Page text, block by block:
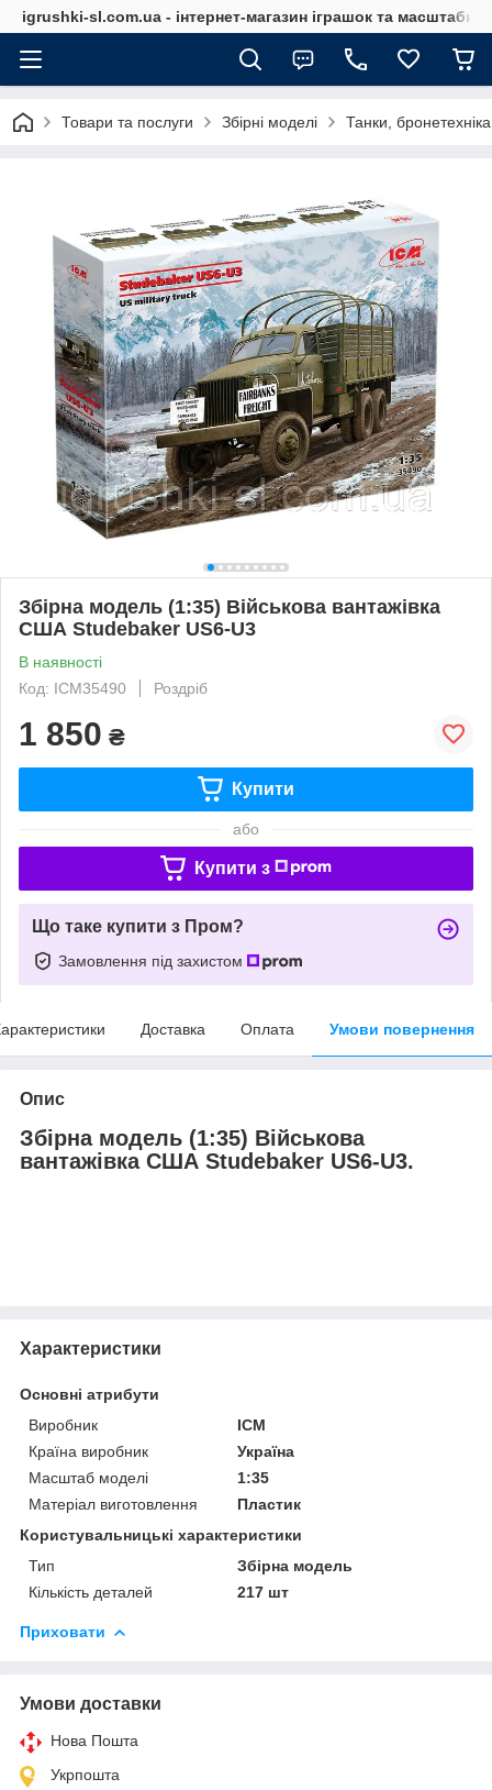
igrushki-sl.com.ua - інтернет-магазин іграшок та
Товари та послуги Збірні моделі Танки,
Збірна модель (1:35) Військова вантажівка
США Studebaker US6-U3
В наявності
Код: ICM35490
Роздріб
1 850 ₴
Купити
або
Купити з
Що таке купити з Пром?
Замовлення під захистом
Доставка Оплата Умови повернення
Опис
Збірна модель (1:35) Військова
вантажівка США Studebaker US6-U3.
Характеристики
Основні атрибути
Виробник
ICM
Країна виробник
Україна
Масштаб моделі
1:35
Матеріал виготовлення
Пластик
Користувальницькі характеристики
Тип
Збірна модель
Кількість деталей
217 шт
Приховати
Умови доставки
Нова Пошта
Укрпошта